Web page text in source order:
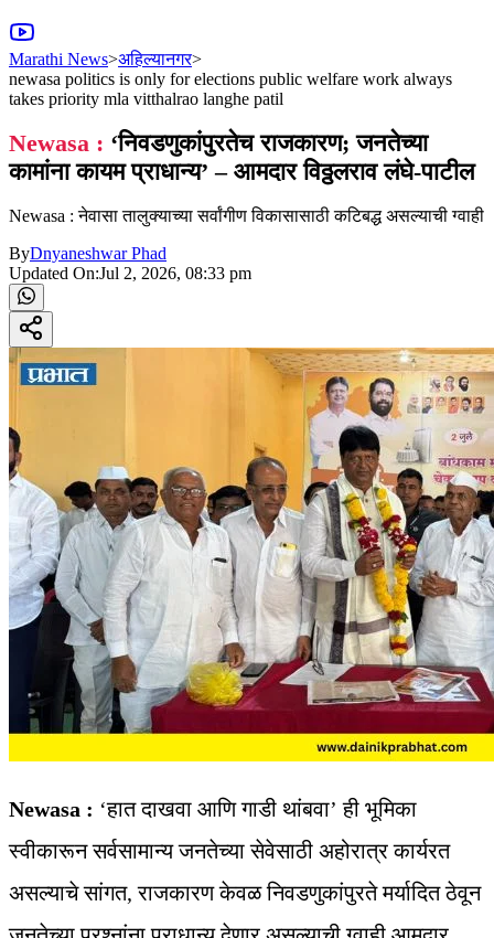
Marathi News>अहिल्यानगर>
newasa politics is only for elections public welfare work always
takes priority mla vitthalrao langhe patil
Newasa : ‘निवडणुकांपुरतेच राजकारण; जनतेच्या
कामांना कायम प्राधान्य’ – आमदार विठ्ठलराव लंघे-पाटील
Newasa : नेवासा तालुक्याच्या सर्वांगीण विकासासाठी कटिबद्ध असल्याची ग्वाही
ByDnyaneshwar Phad
Updated On:Jul 2, 2026, 08:33 pm
Newasa : ‘हात दाखवा आणि गाडी थांबवा’ ही भूमिका
स्वीकारून सर्वसामान्य जनतेच्या सेवेसाठी अहोरात्र कार्यरत
असल्याचे सांगत, राजकारण केवळ निवडणुकांपुरते मर्यादित ठेवून